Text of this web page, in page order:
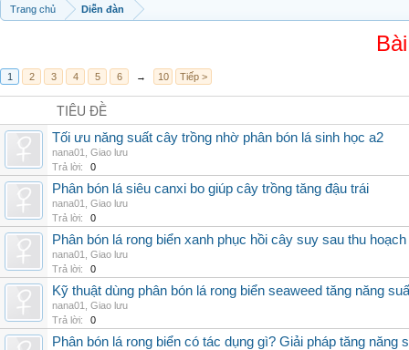
Trang chủ Diễn đàn
1 2 3 4 5 6 → 10 Tiếp >
TIÊU ĐỀ
Tối ưu năng suất cây trồng nhờ phân bón lá sinh học a2
nana01
Giao lưu
Trả lời:
0
Phân bón lá siêu canxi bo giúp cây trồng tăng đậu trái
nana01
Giao lưu
Trả lời:
0
Phân bón lá rong biển xanh phục hồi cây suy sau thu hoạch
nana01
Giao lưu
Trả lời:
0
Kỹ thuật dùng phân bón lá rong biển seaweed tăng năng
nana01
Giao lưu
Trả lời:
0
Phân bón lá rong biển có tác dụng gì? Giải pháp tăng năng